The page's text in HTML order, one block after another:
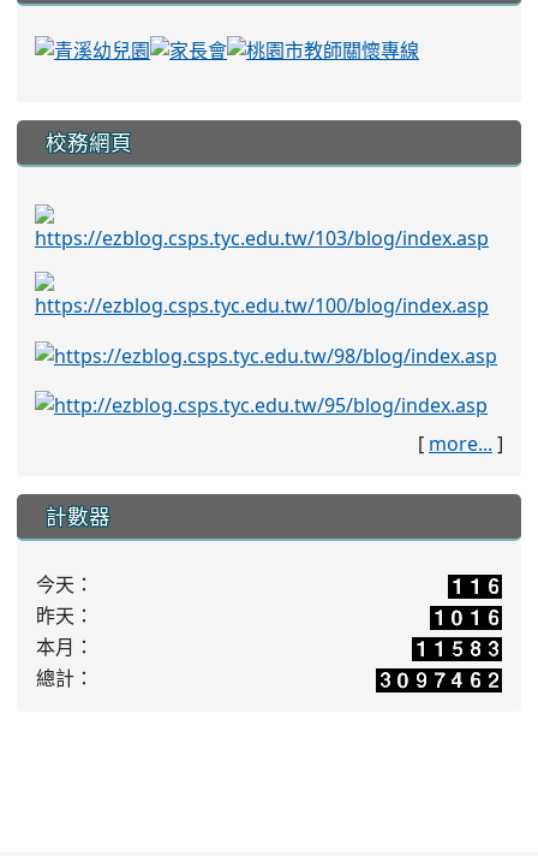
校務網頁
[ more... ]
計數器
今天：
昨天：
本月：
總計：